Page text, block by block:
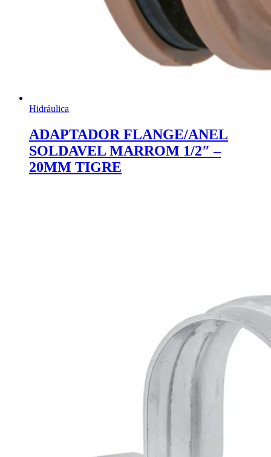
Hidráulica
ADAPTADOR FLANGE/ANEL
SOLDAVEL MARROM 1/2″ –
20MM TIGRE